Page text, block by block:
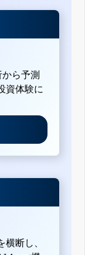
ら予測
資体験に
横断し、